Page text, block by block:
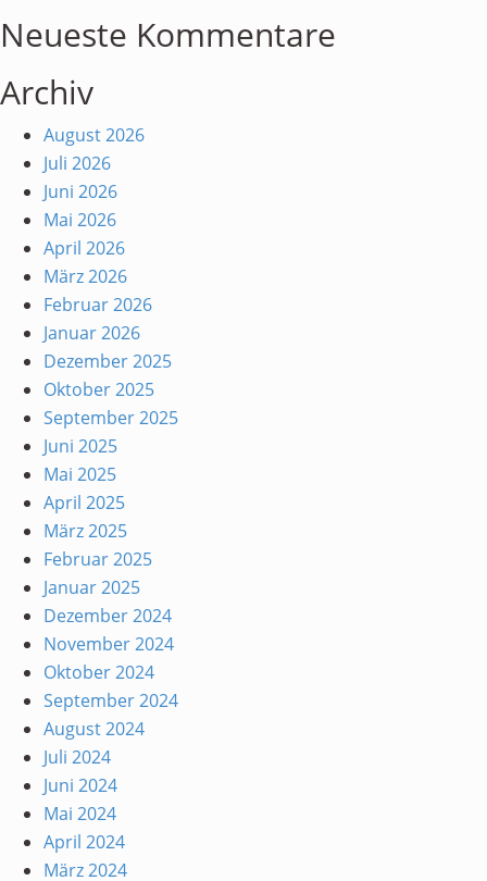
Neueste Kommentare
Archiv
August 2026
Juli 2026
Juni 2026
Mai 2026
April 2026
März 2026
Februar 2026
Januar 2026
Dezember 2025
Oktober 2025
September 2025
Juni 2025
Mai 2025
April 2025
März 2025
Februar 2025
Januar 2025
Dezember 2024
November 2024
Oktober 2024
September 2024
August 2024
Juli 2024
Juni 2024
Mai 2024
April 2024
März 2024